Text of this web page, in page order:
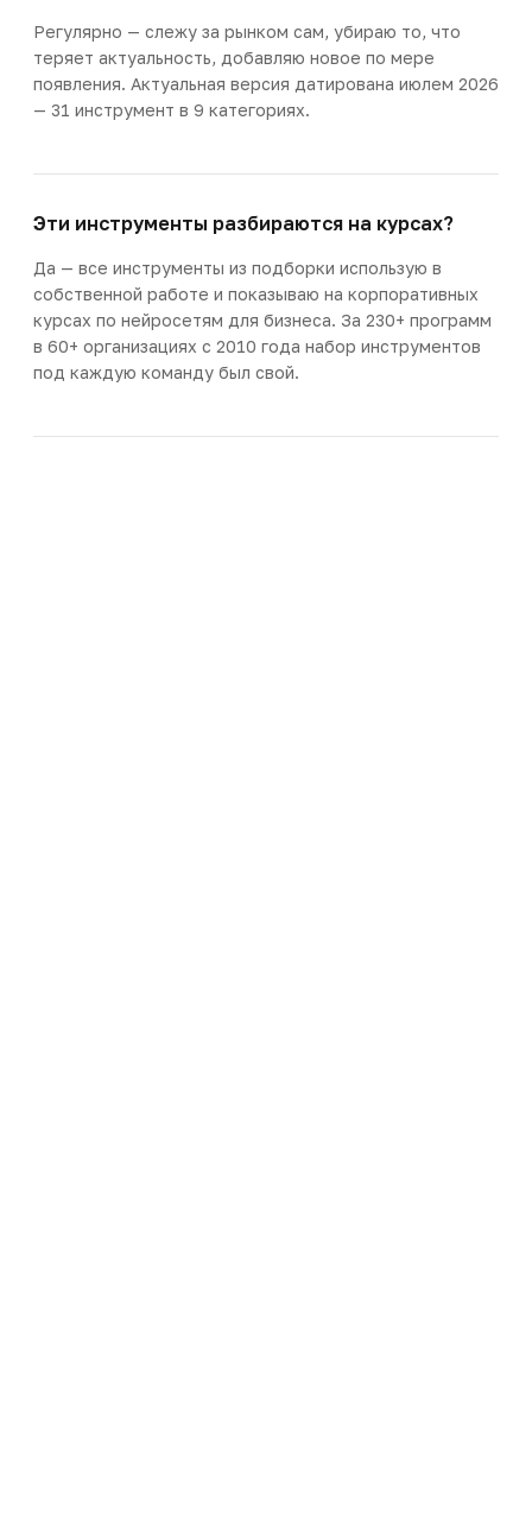
Регулярно — слежу за рынком сам, убираю то, что
теряет актуальность, добавляю новое по мере
появления. Актуальная версия датирована июлем 2026
— 31 инструмент в 9 категориях.
Эти инструменты разбираются на курсах?
Да — все инструменты из подборки использую в
собственной работе и показываю на корпоративных
курсах по нейросетям для бизнеса. За 230+ программ
в 60+ организациях с 2010 года набор инструментов
под каждую команду был свой.